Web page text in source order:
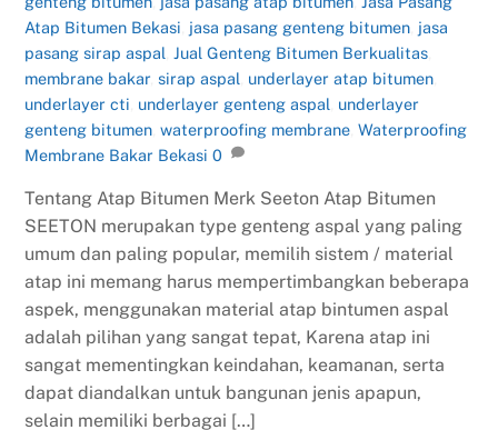
Atap Bitumen Bekasi jasa pasang genteng bitumen jasa
pasang sirap aspal ,Jual Genteng Bitumen Berkualitas
membrane bakar,sirap aspal underlayer atap bitumen
underlayer cti underlayer genteng aspal underlayer
genteng bitumen ,waterproofing membrane ,Waterproofing
Membrane Bakar Bekasi 0
Tentang Atap Bitumen Merk Seeton Atap Bitumen
SEETON merupakan type genteng aspal yang paling
umum dan paling popular, memilih sistem / material
atap ini memang harus mempertimbangkan beberapa
aspek, menggunakan material atap bintumen aspal
adalah pilihan yang sangat tepat, Karena atap ini
sangat mementingkan keindahan, keamanan, serta
dapat diandalkan untuk bangunan jenis apapun,
selain memiliki berbagai […]